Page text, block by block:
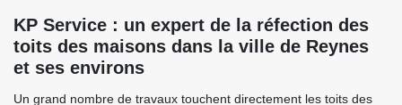
KP Service : un expert de la réfection des
toits des maisons dans la ville de Reynes
et ses environs
Un grand nombre de travaux touchent directement les toits des